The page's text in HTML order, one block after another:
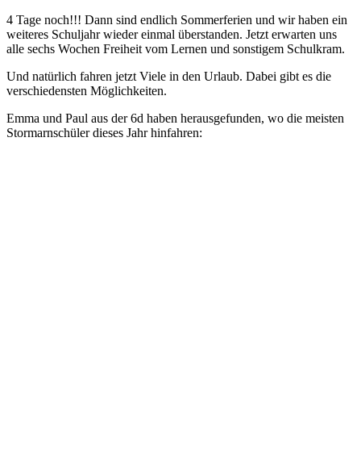
4 Tage noch!!! Dann sind endlich Sommerferien und wir haben ein
weiteres Schuljahr wieder einmal überstanden. Jetzt erwarten uns
alle sechs Wochen Freiheit vom Lernen und sonstigem Schulkram.
Und natürlich fahren jetzt Viele in den Urlaub. Dabei gibt es die
verschiedensten Möglichkeiten.
Emma und Paul aus der 6d haben herausgefunden, wo die meisten
Stormarnschüler dieses Jahr hinfahren: